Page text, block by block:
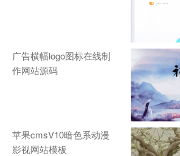
广告横幅logo图标在线制
作网站源码
苹果cmsV10暗色系动漫
影视网站模板